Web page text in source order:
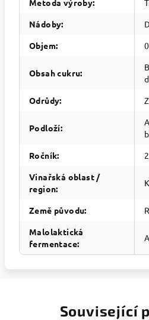
Metoda výroby:
Nádoby:
Objem:
Obsah cukru:
Odrůdy:
Podloží:
Ročník:
Vinařská oblast /
region:
Země původu:
Malolaktická
fermentace:
Související